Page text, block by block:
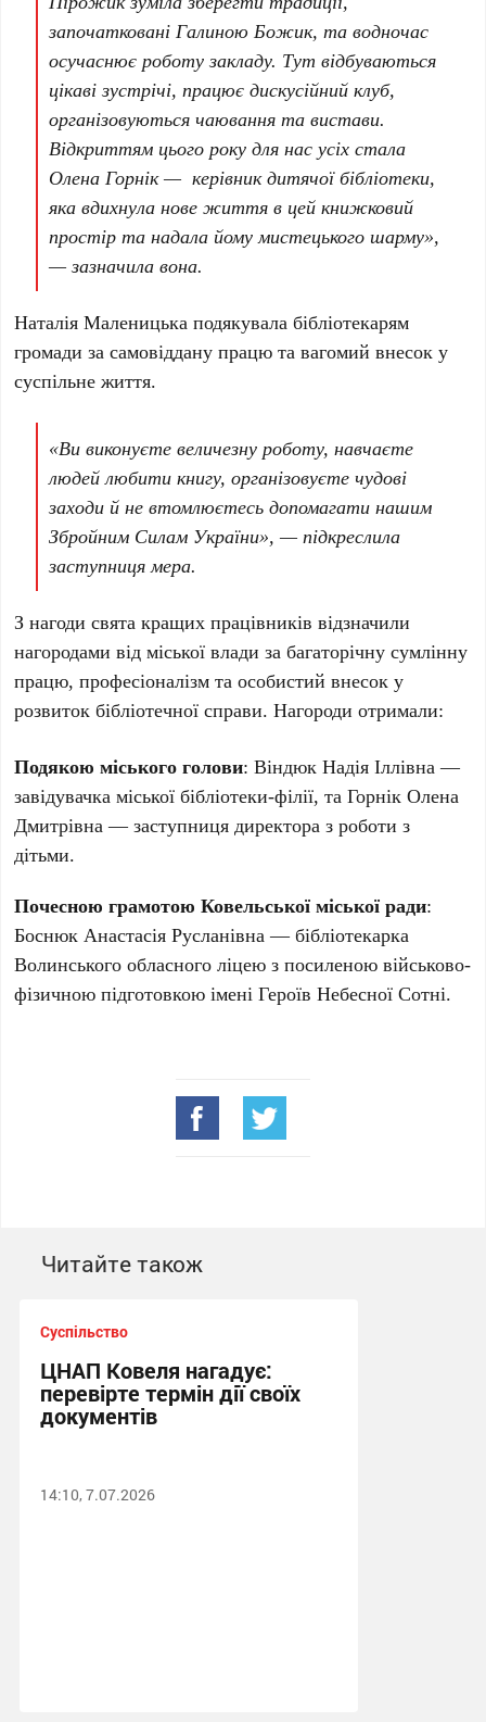
започатковані Галиною Божик, та водночас
осучаснює роботу закладу. Тут відбуваються
цікаві зустрічі, працює дискусійний клуб,
організовуються чаювання та вистави.
Відкриттям цього року для нас усіх стала
Олена Горнік — керівник дитячої бібліотеки,
яка вдихнула нове життя в цей книжковий
простір та надала йому мистецького шарму»,
— зазначила вона.
Наталія Маленицька подякувала бібліотекарям
громади за самовіддану працю та вагомий внесок у
суспільне життя.
«Ви виконуєте величезну роботу, навчаєте
людей любити книгу, організовуєте чудові
заходи й не втомлюєтесь допомагати нашим
Збройним Силам України», — підкреслила
заступниця мера.
З нагоди свята кращих працівників відзначили
нагородами від міської влади за багаторічну сумлінну
працю, професіоналізм та особистий внесок у
розвиток бібліотечної справи. Нагороди отримали:
Подякою міського голови: Віндюк Надія Іллівна —
завідувачка міської бібліотеки-філії, та Горнік Олена
Дмитрівна — заступниця директора з роботи з
дітьми.
Почесною грамотою Ковельської міської ради:
Боснюк Анастасія Русланівна — бібліотекарка
Волинського обласного ліцею з посиленою військово-
фізичною підготовкою імені Героїв Небесної Сотні.
Читайте також
Суспільство
ЦНАП Ковеля нагадує:
перевірте термін дії своїх
документів
14:10, 7.07.2026